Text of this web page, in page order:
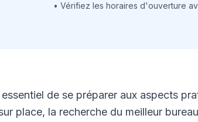
• Vérifiez les horaires d'ouverture
de se préparer aux aspects
place, la recherche du meilleur